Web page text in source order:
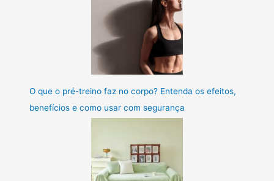
O que o pré-treino faz no corpo? Entenda os efeitos,
benefícios e como usar com segurança